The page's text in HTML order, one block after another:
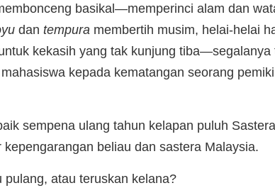
basikal—memperinci alam dan
dan tempura membertih musim, helai-helai
kekasih yang tak kunjung tiba—segalanya
kepada kematangan seorang
sempena ulang tahun kelapan puluh
beliau dan sastera Malaysia.
atau teruskan kelana?